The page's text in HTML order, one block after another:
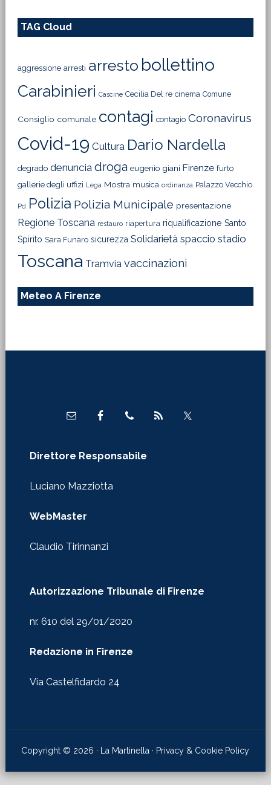
TAG Cloud
aggressione arresti arresto bollettino
Carabinieri Cascine Cecilia Del re cinema Comune
Consiglio comunale contagi contagio Coronavirus
Covid-19 Cultura Dario Nardella
degrado denuncia droga eugenio giani Firenze furto
gallerie degli uffizi Lega Mostra musica ordinanza Palazzo Vecchio
Pd Polizia Polizia Municipale presentazione
Regione Toscana restauro riapertura riqualificazione Santo
Spirito Sara Funaro sicurezza Solidarietà spaccio stadio
Toscana Tramvia vaccinazioni
Meteo A Firenze
Direttore Responsabile
Luciano Mazziotta
WebMaster
Claudio Tirinnanzi
Autorizzazione Tribunale di Firenze
nr. 610 del 29/01/2020
Redazione in Firenze
Via Castelfidardo 24
Copyright © 2026 · La Martinella · Privacy & Cookie Policy